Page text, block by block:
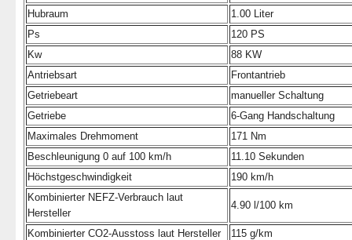
Hubraum
1.00 Liter
Ps
120 PS
Kw
88 KW
Antriebsart
Frontantrieb
Getriebeart
manueller Schaltung
Getriebe
6-Gang Handschaltung
Maximales Drehmoment
171 Nm
Beschleunigung 0 auf 100 km/h
11.10 Sekunden
Höchstgeschwindigkeit
190 km/h
Kombinierter NEFZ-Verbrauch laut
Hersteller
4.90 l/100 km
Kombinierter CO2-Ausstoss laut Hersteller
115 g/km